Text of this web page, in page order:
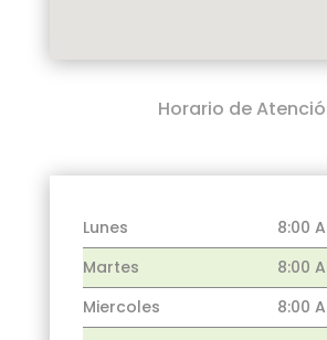
Horario de
Lunes
8:00
Martes
8:00
Miercoles
8:00